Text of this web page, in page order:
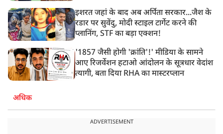
इशरत जहां के बाद अब अर्पिता सरकार...जैश के
रडार पर सुवेंदु, मोदी स्टाइल टार्गेट करने की
प्लानिंग, STF का बड़ा एक्शन!
'1857 जैसी होगी 'क्रांति'!' मीडिया के सामने
आए रिजर्वेशन हटाओ आंदोलन के सूत्रधार वेदांश
त्यागी, बता दिया RHA का मास्टरप्लान
अधिक
ADVERTISEMENT